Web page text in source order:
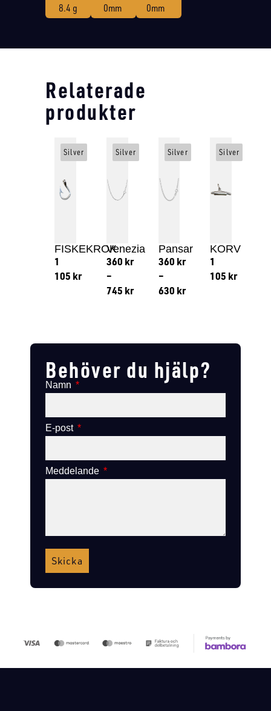
8.4 g
0mm
0mm
Relaterade
produkter
FISKEKROK
1
105 kr
Silver
Venezia
360 kr
–
745 kr
Silver
Pansar
360 kr
–
630 kr
Silver
KORV
1
105 kr
Silver
Behöver du hjälp?
Namn
E-post
Meddelande
Skicka